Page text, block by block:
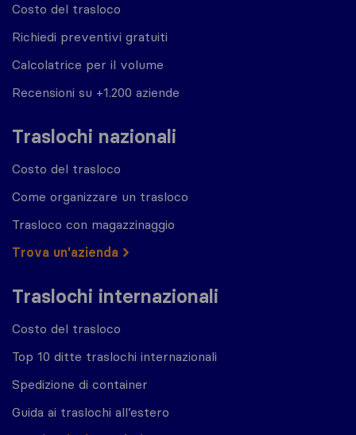
Costo del trasloco
Richiedi preventivi gratuiti
Calcolatrice per il volume
Recensioni su +1.200 aziende
Traslochi nazionali
Costo del trasloco
Come organizzare un trasloco
Trasloco con magazzinaggio
Trova un'azienda
Traslochi internazionali
Costo del trasloco
Top 10 ditte traslochi internazionali
Spedizione di container
Guida ai traslochi all’estero